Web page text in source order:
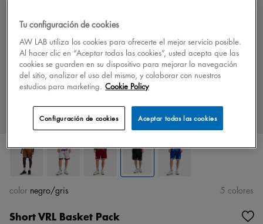
Short VRL Basket Pack
color negro/gris 5 colores
Tu configuración de cookies
AW LAB utiliza los cookies para ofrecerte el mejor servicio posible.
Al hacer clic en “Aceptar todas las cookies”, usted acepta que las
cookies se guarden en su dispositivo para mejorar la navegación
del sitio, analizar el uso del mismo, y colaborar con nuestros
estudios para marketing. Cookie Policy
Aceptar todas las cookies
Configuración de cookies